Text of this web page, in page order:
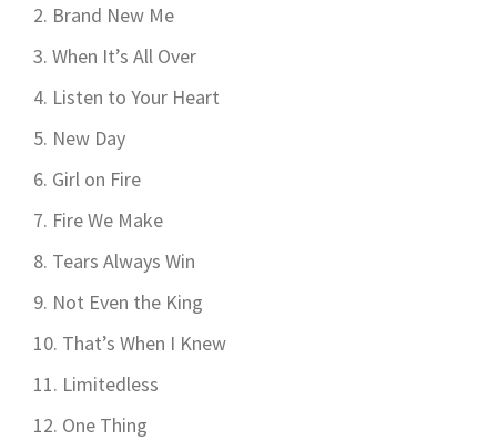
Brand New Me
When It’s All Over
Listen to Your Heart
New Day
Girl on Fire
Fire We Make
Tears Always Win
Not Even the King
That’s When I Knew
Limitedless
One Thing